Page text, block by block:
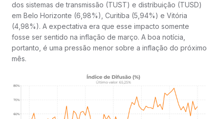
dos sistemas de transmissão (TUST) e distribuição (TUSD)
em Belo Horizonte (6,98%), Curitiba (5,94%) e Vitória
(4,98%). A expectativa era que esse impacto somente
fosse ser sentido na inflação de março. A boa notícia,
portanto, é uma pressão menor sobre a inflação do próximo
mês.